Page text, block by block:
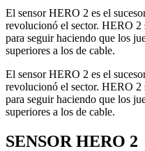
El sensor HERO 2 es el
revolucionó el sector. HERO 2
para seguir haciendo que los
superiores a los de cable.
El sensor HERO 2 es el
revolucionó el sector. HERO 2
para seguir haciendo que los
superiores a los de cable.
SENSOR HERO 2